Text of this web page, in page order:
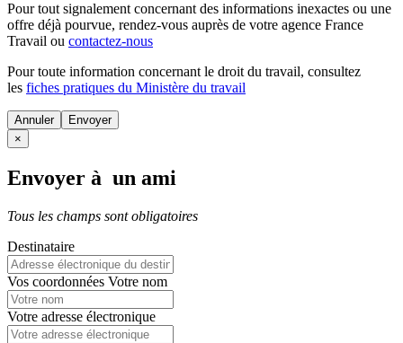
Pour tout signalement concernant des informations inexactes ou une
offre déjà pourvue, rendez-vous auprès de votre agence France
Travail ou contactez-nous
Pour toute information concernant le droit du travail, consultez
les fiches pratiques du Ministère du travail
Annuler
×
Envoyer à un ami
Tous les champs sont obligatoires
Destinataire
Vos coordonnées Votre nom
Votre adresse électronique